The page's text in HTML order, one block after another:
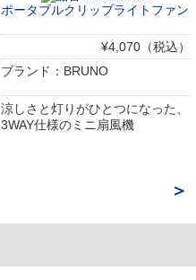
ポータブルクリップライトファン
¥4,070（税込）
ブランド：BRUNO
涼しさと灯りがひとつになった、
3WAY仕様のミニ扇風機
＞